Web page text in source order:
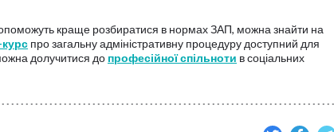
краще розбиратися в нормах ЗАП, можна знайти на
про загальну адміністративну процедуру доступний для
долучитися до професійної спільноти в соціальних